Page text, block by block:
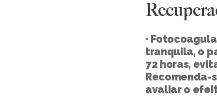
•
tranquila, o
72 horas,
Recomenda-
avaliar o